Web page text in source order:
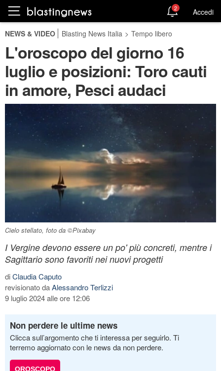
2 Accedi
NEWS & VIDEO Blasting News Italia > Tempo libero
L'oroscopo del giorno 16
luglio e posizioni: Toro cauti
in amore, Pesci audaci
Cielo stellato, foto da ©Pixabay
I Vergine devono essere un po' più concreti, mentre i
Sagittario sono favoriti nei nuovi progetti
diClaudia Caputo
revisionato daAlessandro Terlizzi
9 luglio 2024 alle ore 12:06
Non perdere le ultime news
Clicca sull’argomento che ti interessa per seguirlo. Ti
terremo aggiornato con le news da non perdere.
OROSCOPO